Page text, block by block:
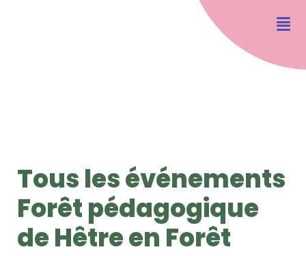
Tous les événements
Forêt pédagogique
de Hêtre en Forêt